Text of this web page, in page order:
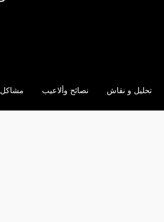
تحليل و نقاش نصائح وألاعيب